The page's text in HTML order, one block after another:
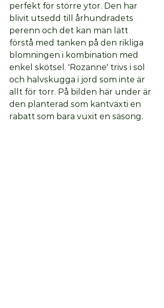
perfekt för större ytor. Den har
blivit utsedd till århundradets
perenn och det kan man lätt
förstå med tanken på den rikliga
blomningen i kombination med
enkel skötsel. 'Rozanne' trivs i sol
och halvskugga i jord som inte är
allt för torr. På bilden här under är
den planterad som kantväxti en
rabatt som bara vuxit en säsong.